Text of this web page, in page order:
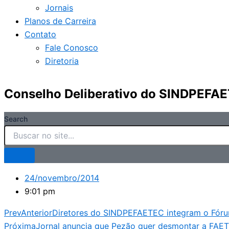
Jornais
Planos de Carreira
Contato
Fale Conosco
Diretoria
Conselho Deliberativo do
Search
24/novembro/2014
9:01 pm
PrevAnteriorDiretores do SINDPEFAETEC integram o
PróximaJornal anuncia que Pezão quer desmontar a